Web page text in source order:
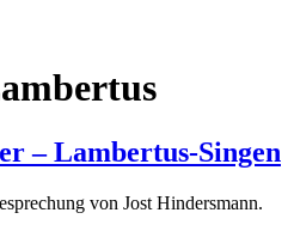
– Lambertus-Singen
von Jost Hindersmann.